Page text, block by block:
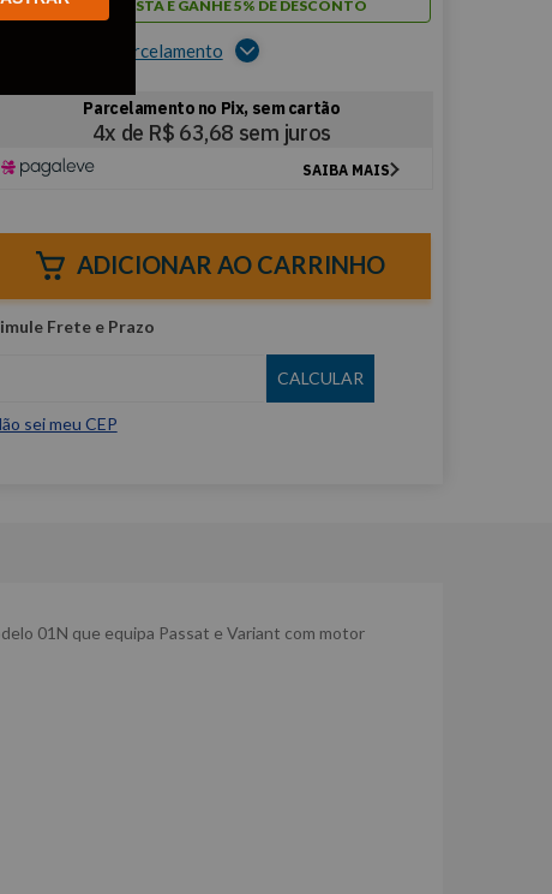
PAGUE À VISTA E GANHE 5% DE DESCONTO
Ver opções de parcelamento
ADICIONAR AO CARRINHO
sei meu CEP
01N que equipa Passat e Variant com motor